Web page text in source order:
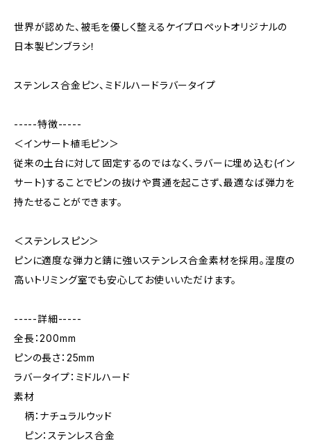
世界が認めた、被毛を優しく整えるケイプロペットオリジナルの
日本製ピンブラシ！
ステンレス合金ピン、ミドルハードラバータイプ
-----特徴-----
＜インサート植毛ピン＞
従来の土台に対して固定するのではなく、ラバーに埋め込む(イン
サート)することでピンの抜けや貫通を起こさず、最適なば弾力を
持たせることができます。
＜ステンレスピン＞
ピンに適度な弾力と錆に強いステンレス合金素材を採用。湿度の
高いトリミング室でも安心してお使いいただけます。
-----詳細-----
全長：200mm
ピンの長さ：25mm
ラバータイプ：ミドルハード
素材
柄：ナチュラルウッド
ピン：ステンレス合金